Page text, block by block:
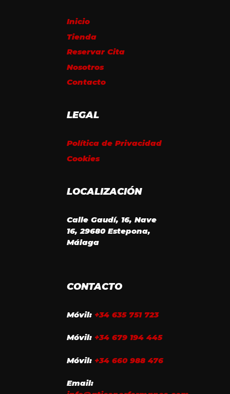
Inicio
Tienda
Reservar Cita
Nosotros
Contacto
LEGAL
Política de Privacidad
Cookies
LOCALIZACIÓN
Calle Gaudí, 16, Nave
16, 29680 Estepona,
Málaga
CONTACTO
Móvil: +34 635 751 723
Móvil: +34 679 194 445
Móvil: +34 660 988 476
Email: